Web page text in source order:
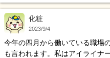
化粧
2023/9/4
今年の四月から働いている職場
も言われます。私はアイライナ